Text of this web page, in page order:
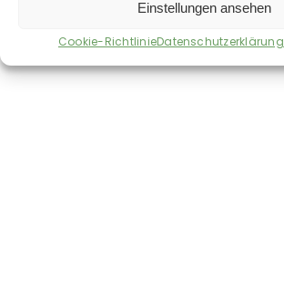
Einstellungen ansehen
Cookie-RichtlinieDatenschutzerklärung
Auch im Shop